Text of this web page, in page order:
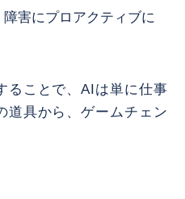
害にプロアクティブに
ることで、AIは単に仕事
道具から、ゲームチェン